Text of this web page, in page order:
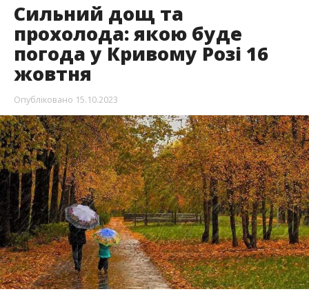
Сильний дощ та
прохолода: якою буде
погода у Кривому Розі 16
жовтня
Опубліковано 15.10.2023